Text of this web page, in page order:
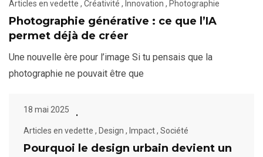
Articles en vedette , Créativité , Innovation , Photographie
Photographie générative : ce que l’IA
permet déjà de créer
Une nouvelle ère pour l’image Si tu pensais que la
photographie ne pouvait être que
18 mai 2025
Articles en vedette , Design , Impact, Société
Pourquoi le design urbain devient un